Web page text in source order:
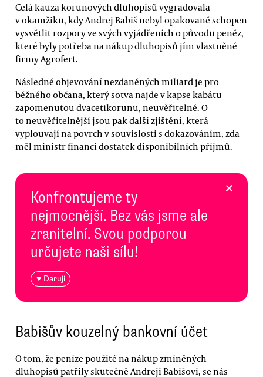
Celá kauza korunových dluhopisů vygradovala
v okamžiku, kdy Andrej Babiš nebyl opakovaně schopen
vysvětlit rozpory ve svých vyjádřeních o původu peněz,
které byly potřeba na nákup dluhopisů jím vlastněné
firmy Agrofert.
Následné objevování nezdaněných miliard je pro
běžného občana, který sotva najde v kapse kabátu
zapomenutou dvacetikorunu, neuvěřitelné. O
to neuvěřitelnější jsou pak další zjištění, která
vyplouvají na povrch v souvislosti s dokazováním, zda
měl ministr financí dostatek disponibilních příjmů.
Konfrontujeme ty
nejmocnější. Bez vás jsme ale
zranitelní. Svou podporou
určujete naši sílu!
♥ Daruji
×
Babišův kouzelný bankovní účet
O tom, že peníze použité na nákup zmíněných
dluhopisů patřily skutečně Andreji Babišovi, se nás